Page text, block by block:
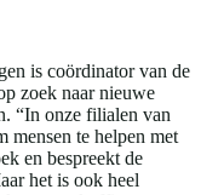
is coördinator van de
zoek naar nieuwe
“In onze filialen van
mensen te helpen met
en bespreekt de
het is ook heel